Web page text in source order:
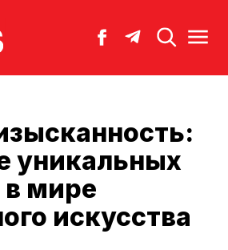
уникальных
мире
искусства